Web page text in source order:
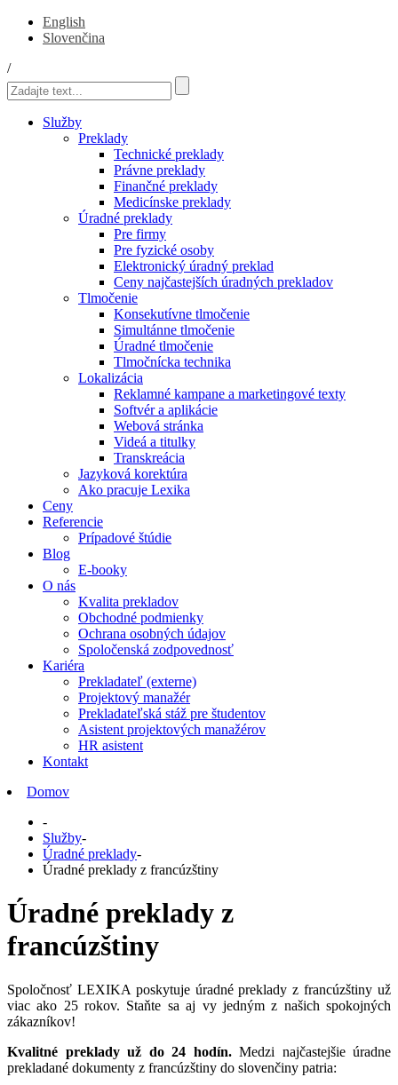
English
Slovenčina
/
Služby
Preklady
Technické preklady
Právne preklady
Finančné preklady
Medicínske preklady
Úradné preklady
Pre firmy
Pre fyzické osoby
Elektronický úradný preklad
Ceny najčastejších úradných prekladov
Tlmočenie
Konsekutívne tlmočenie
Simultánne tlmočenie
Úradné tlmočenie
Tlmočnícka technika
Lokalizácia
Reklamné kampane a marketingové texty
Softvér a aplikácie
Webová stránka
Videá a titulky
Transkreácia
Jazyková korektúra
Ako pracuje Lexika
Ceny
Referencie
Prípadové štúdie
Blog
E-booky
O nás
Kvalita prekladov
Obchodné podmienky
Ochrana osobných údajov
Spoločenská zodpovednosť
Kariéra
Prekladateľ (externe)
Projektový manažér
Prekladateľská stáž pre študentov
Asistent projektových manažérov
HR asistent
Kontakt
Domov
-
Služby-
Úradné preklady-
Úradné preklady z francúzštiny
Úradné preklady z
francúzštiny
Spoločnosť LEXIKA poskytuje úradné preklady z francúzštiny už
viac ako 25 rokov. Staňte sa aj vy jedným z našich spokojných
zákazníkov!
Kvalitné preklady už do 24 hodín. Medzi najčastejšie úradne
prekladané dokumenty z francúzštiny do slovenčiny patria: